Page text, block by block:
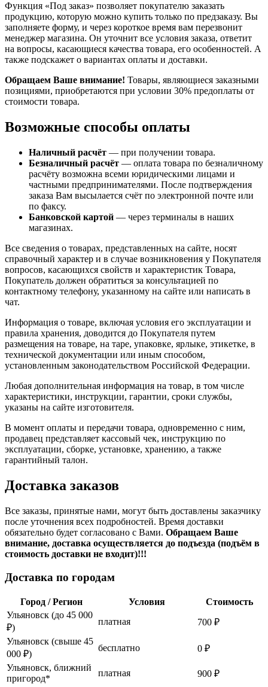
Функция «Под заказ» позволяет покупателю заказать
продукцию, которую можно купить только по предзаказу. Вы
заполняете форму, и через короткое время вам перезвонит
менеджер магазина. Он уточнит все условия заказа, ответит
на вопросы, касающиеся качества товара, его особенностей. А
также подскажет о вариантах оплаты и доставки.
Обращаем Ваше внимание! Товары, являющиеся заказными
позициями, приобретаются при условии 30% предоплаты от
стоимости товара.
Возможные способы оплаты
Наличный расчёт — при получении товара.
Безналичный расчёт — оплата товара по безналичному
расчёту возможна всеми юридическими лицами и
частными предпринимателями. После подтверждения
заказа Вам высылается счёт по электронной почте или
по факсу.
Банковской картой — через терминалы в наших
магазинах.
Все сведения о товарах, представленных на сайте, носят
справочный характер и в случае возникновения у Покупателя
вопросов, касающихся свойств и характеристик Товара,
Покупатель должен обратиться за консультацией по
контактному телефону, указанному на сайте или написать в
чат.
Информация о товаре, включая условия его эксплуатации и
правила хранения, доводится до Покупателя путем
размещения на товаре, на таре, упаковке, ярлыке, этикетке, в
технической документации или иным способом,
установленным законодательством Российской Федерации.
Любая дополнительная информация на товар, в том числе
характеристики, инструкции, гарантии, сроки службы,
указаны на сайте изготовителя.
В момент оплаты и передачи товара, одновременно с ним,
продавец представляет кассовый чек, инструкцию по
эксплуатации, сборке, установке, хранению, а также
гарантийный талон.
Доставка заказов
Все заказы, принятые нами, могут быть доставлены заказчику
после уточнения всех подробностей. Время доставки
обязательно будет согласовано с Вами. Обращаем Ваше
внимание, доставка осуществляется до подъезда (подъём в
стоимость доставки не входит)!!!
Доставка по городам
Город / Регион Условия
Стоимость
Ульяновск (до 45 000
₽)
платная
700 ₽
Ульяновск (свыше 45
000 ₽)
бесплатно
0 ₽
Ульяновск, ближний
пригород*
платная
900 ₽